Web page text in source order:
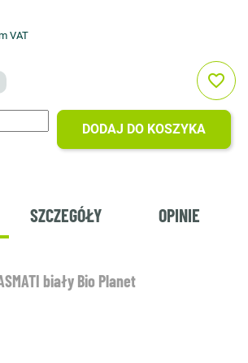
VAT
DODAJ DO KOSZYKA
favorite_border
SZCZEGÓŁY OPINIE
biały Bio Planet